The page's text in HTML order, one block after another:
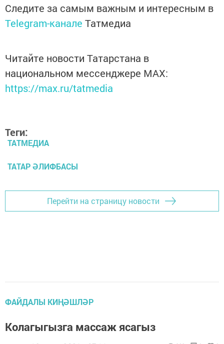
Следите за самым важным и интересным в
Telegram-канале Татмедиа
Читайте новости Татарстана в
национальном мессенджере MАХ:
https://max.ru/tatmedia
Теги:
ТАТМЕДИА
ТАТАР ӘЛИФБАСЫ
Перейти на страницу новости
ФАЙДАЛЫ КИҢӘШЛӘР
Колагыгызга массаж ясагыз